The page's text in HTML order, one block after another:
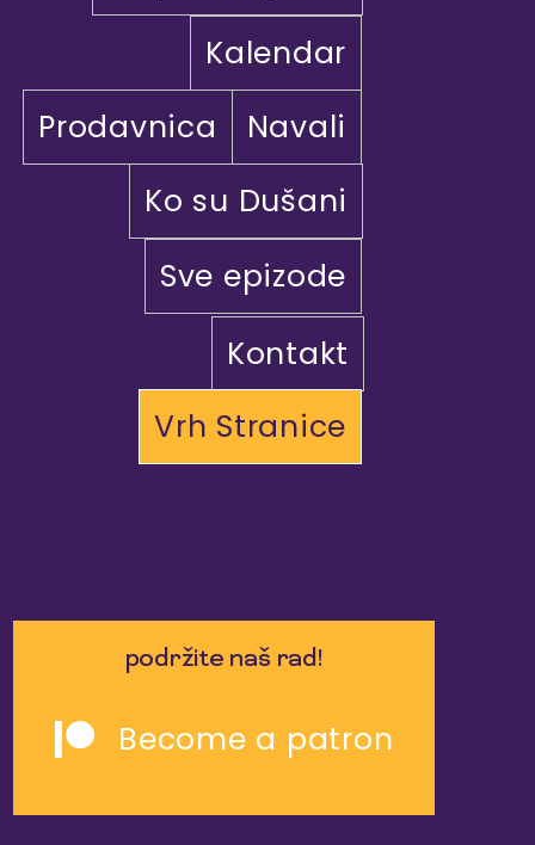
Kalendar
Prodavnica
Navali
Ko su Dušani
Sve epizode
Kontakt
Vrh Stranice
podržite naš rad!
Become a patron